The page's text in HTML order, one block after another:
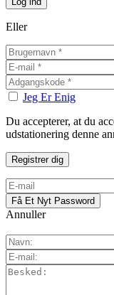
Eller
Jeg Er Enig
Du accepterer, at du
udstationering denne
Annuller